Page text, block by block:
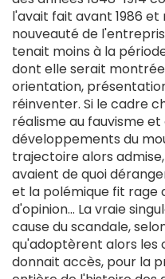
l'avait fait avant 1986 et
nouveauté de
tenait moins à la
dont elle serait
orientation,
réinventer. Si le cadre
réalisme au fauvisme et
développements du
trajectoire alors
avaient de quoi
et la polémique fit rage
d'opinion... La vraie
cause du scandale,
qu'adoptèrent alors les
donnait accès, pour la